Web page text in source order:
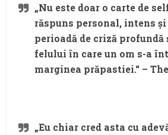
„Nu este doar o carte de
răspuns personal, intens
perioadă de criză profundă
felului în care un om s-a
marginea prăpastiei.“ –
„Eu chiar cred asta cu